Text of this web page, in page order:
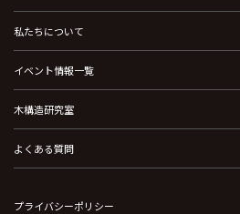
私たちについて
イベント情報一覧
木構造研究室
よくある質問
プライバシーポリシー